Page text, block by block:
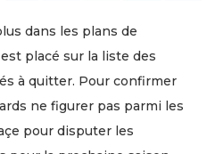
dans les plans de
placé sur la liste des
à quitter. Pour confirmer
ne figurer pas parmi les
pour disputer les